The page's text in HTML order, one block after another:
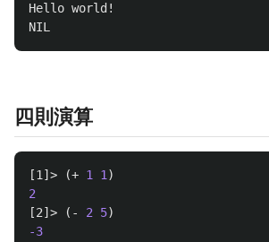
Hello world!
NIL
四則演算
[1]> (+ 1 1 )
2
[2]>
( - 2 5)
-3